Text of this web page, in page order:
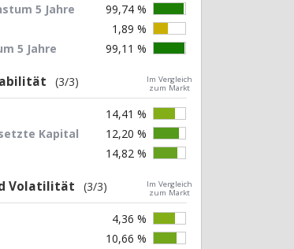
5 Jahre
99,74 %
1,89 %
5 Jahre
99,11 %
(3/3)
Im Vergleich
zum Markt
14,41 %
Kapital
12,20 %
14,82 %
Volatilität (3/3)
Im Vergleich
zum Markt
4,36 %
10,66 %